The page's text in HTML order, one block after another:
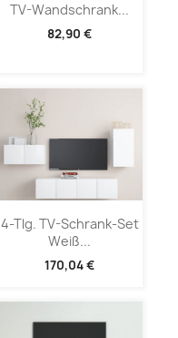
TV-Wandschrank...
82,90 €
4-Tlg. TV-Schrank-Set
Weiß...
170,04 €